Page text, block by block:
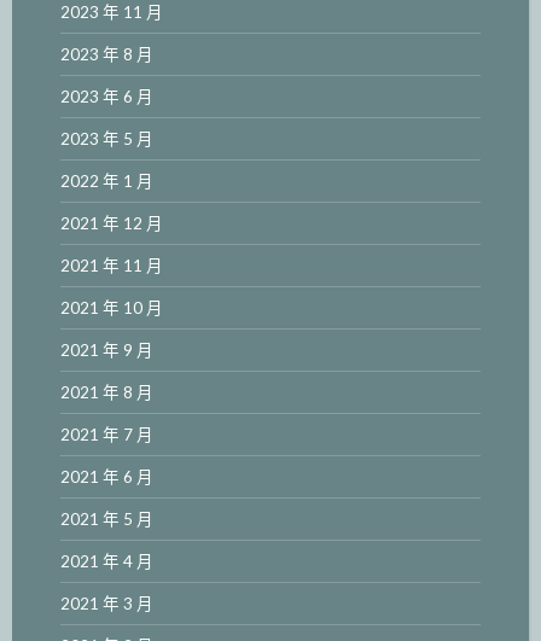
2023 年 11 月
2023 年 8 月
2023 年 6 月
2023 年 5 月
2022 年 1 月
2021 年 12 月
2021 年 11 月
2021 年 10 月
2021 年 9 月
2021 年 8 月
2021 年 7 月
2021 年 6 月
2021 年 5 月
2021 年 4 月
2021 年 3 月